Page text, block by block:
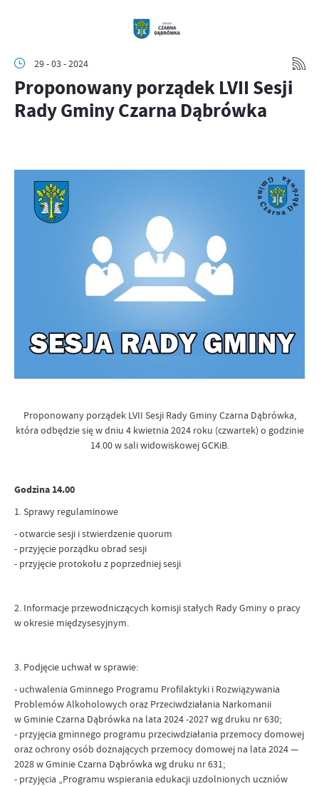
29 - 03 - 2024
Proponowany porządek LVII Sesji
Rady Gminy Czarna Dąbrówka
Proponowany porządek LVII Sesji Rady Gminy Czarna Dąbrówka,
która odbędzie się w dniu 4 kwietnia 2024 roku (czwartek) o godzinie
14.00 w sali widowiskowej GCKiB.
Godzina 14.00
1. Sprawy regulaminowe
- otwarcie sesji i stwierdzenie quorum
- przyjęcie porządku obrad sesji
- przyjęcie protokołu z poprzedniej sesji
2. Informacje przewodniczących komisji stałych Rady Gminy o pracy
w okresie międzysesyjnym.
3. Podjęcie uchwał w sprawie:
- uchwalenia Gminnego Programu Profilaktyki i Rozwiązywania
Problemów Alkoholowych oraz Przeciwdziałania Narkomanii
w Gminie Czarna Dąbrówka na lata 2024 -2027 wg druku nr 630;
- przyjęcia gminnego programu przeciwdziałania przemocy domowej
oraz ochrony osób doznających przemocy domowej na lata 2024 —
2028 w Gminie Czarna Dąbrówka wg druku nr 631;
- przyjęcia „Programu wspierania edukacji uzdolnionych uczniów